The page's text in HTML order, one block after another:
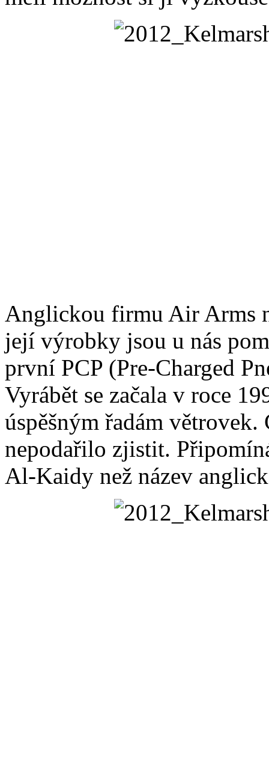
Anglickou firmu Air Arms
její výrobky jsou u nás
první PCP (Pre-Charged
Vyrábět se začala v roce
úspěšným řadám větrovek.
nepodařilo zjistit.
Al-Kaidy než název